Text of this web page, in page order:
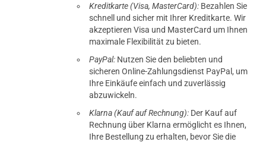
Kreditkarte (Visa, MasterCard): Bezahlen Sie
schnell und sicher mit Ihrer Kreditkarte. Wir
akzeptieren Visa und MasterCard um Ihnen
maximale Flexibilität zu bieten.
PayPal: Nutzen Sie den beliebten und
sicheren Online-Zahlungsdienst PayPal, um
Ihre Einkäufe einfach und zuverlässig
abzuwickeln.
Klarna (Kauf auf Rechnung): Der Kauf auf
Rechnung über Klarna ermöglicht es Ihnen,
Ihre Bestellung zu erhalten, bevor Sie die